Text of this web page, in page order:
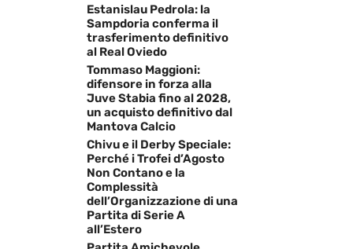
Estanislau Pedrola: la
Sampdoria conferma il
trasferimento definitivo
al Real Oviedo
Tommaso Maggioni:
difensore in forza alla
Juve Stabia fino al 2028,
un acquisto definitivo dal
Mantova Calcio
Chivu e il Derby Speciale:
Perché i Trofei d’Agosto
Non Contano e la
Complessità
dell’Organizzazione di una
Partita di Serie A
all’Estero